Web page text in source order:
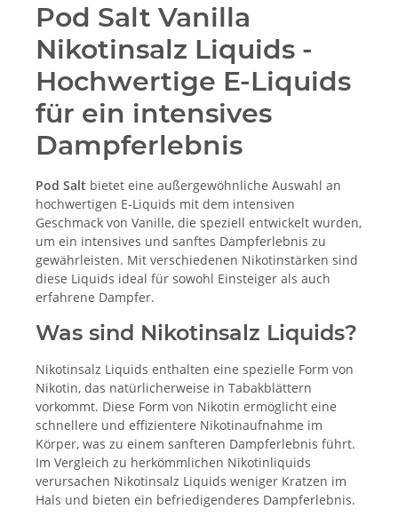
Pod Salt Vanilla
Nikotinsalz Liquids -
Hochwertige E-Liquids
für ein intensives
Dampferlebnis
Pod Salt bietet eine außergewöhnliche Auswahl an
hochwertigen E-Liquids mit dem intensiven
Geschmack von Vanille, die speziell entwickelt wurden,
um ein intensives und sanftes Dampferlebnis zu
gewährleisten. Mit verschiedenen Nikotinstärken sind
diese Liquids ideal für sowohl Einsteiger als auch
erfahrene Dampfer.
Was sind Nikotinsalz Liquids?
Nikotinsalz Liquids enthalten eine spezielle Form von
Nikotin, das natürlicherweise in Tabakblättern
vorkommt. Diese Form von Nikotin ermöglicht eine
schnellere und effizientere Nikotinaufnahme im
Körper, was zu einem sanfteren Dampferlebnis führt.
Im Vergleich zu herkömmlichen Nikotinliquids
verursachen Nikotinsalz Liquids weniger Kratzen im
Hals und bieten ein befriedigenderes Dampferlebnis.